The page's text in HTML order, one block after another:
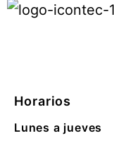
Horarios
Lunes a jueves